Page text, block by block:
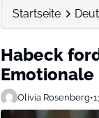
Startseite
Habeck
Emotionale
Olivia Rosenberg•